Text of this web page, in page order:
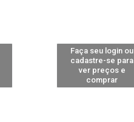
Faça seu login ou
cadastre-se para
ver preços e
comprar